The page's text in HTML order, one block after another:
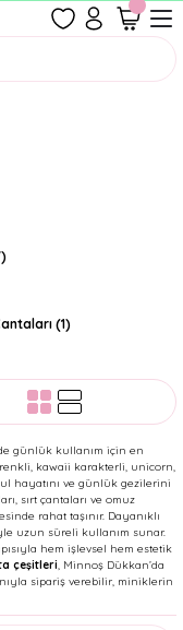
(1)
günlük kullanım için en
kawaii karakterli, unicorn,
hayatını ve günlük gezilerini
sırt çantaları ve omuz
rahat taşınır. Dayanıklı
uzun süreli kullanım sunar.
hem işlevsel hem estetik
çeşitleri, Minnoş Dükkan’da
sipariş verebilir, miniklerin